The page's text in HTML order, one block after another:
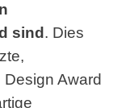
sind . Dies
Award